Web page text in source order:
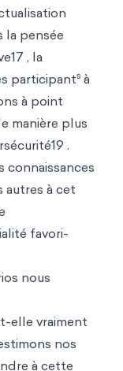
la pensée
, la
participants à
à point
manière plus
.
connaissances
autres à cet
favori-
nous
elle vraiment
nos
à cette